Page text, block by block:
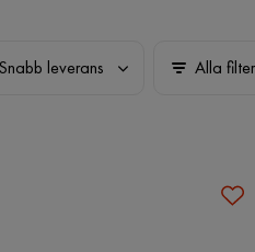
Snabb leverans Alla filter